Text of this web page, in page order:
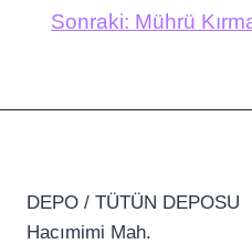
Sonraki: Mührü
DEPO / TÜTÜN DEPOSU
Hacımimi Mah.